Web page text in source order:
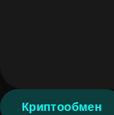
Криптообмен